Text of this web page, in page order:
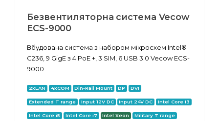
Безвентиляторна система Vecow
ECS-9000
Вбудована система з набором мікросхем Intel®
C236, 9 GigE з 4 PoE +, 3 SIM, 6 USB 3.0 Vecow ECS-
9000
2xLAN 4xCOM Din-Rail Mount DP DVI
Extended T range Input 12V DC Input 24V DC Intel Core i3
Intel Core i5 Intel Core i7 Intel Xeon Military T range